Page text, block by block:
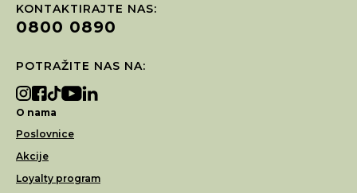
KONTAKTIRAJTE NAS:
0800 0890
POTRAŽITE NAS NA:
O nama
Poslovnice
Akcije
Loyalty program